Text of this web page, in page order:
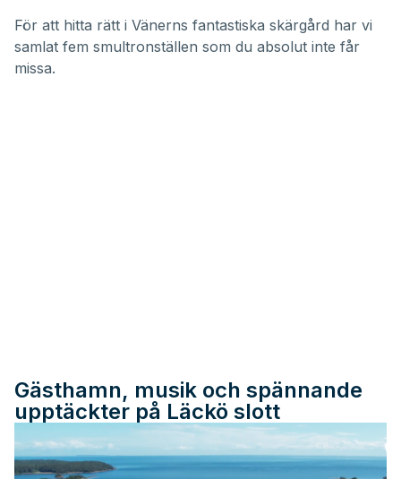
För att hitta rätt i Vänerns fantastiska skärgård har vi
samlat fem smultronställen som du absolut inte får
missa.
Gästhamn, musik och spännande
upptäckter på Läckö slott